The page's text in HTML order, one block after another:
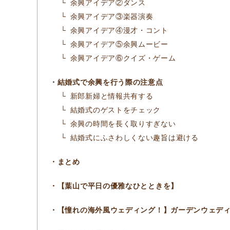
余興アイデア②ダンス
余興アイデア③楽器演奏
余興アイデア④漫才・コント
余興アイデア⑤余興ムービー
余興アイデア⑥クイズ・ゲーム
結婚式で余興を行う際の注意点
新郎新婦と情報共有する
結婚式のゲストをチェック
余興の時間を長く取りすぎない
結婚式にふさわしくない趣旨は避ける
まとめ
【葉山で平日の優雅なひとときを】
【憧れの海外風ウェディング！】ガーデンウェデ